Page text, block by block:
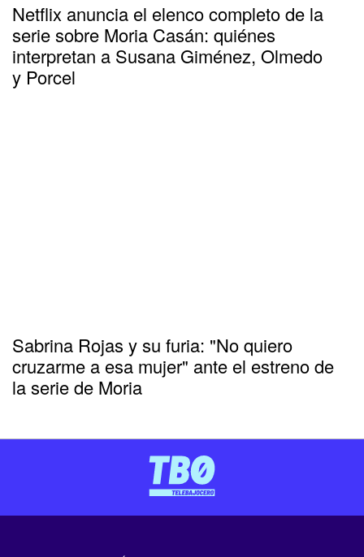
Netflix anuncia el elenco completo de la
serie sobre Moria Casán: quiénes
interpretan a Susana Giménez, Olmedo
y Porcel
Sabrina Rojas y su furia: "No quiero
cruzarme a esa mujer" ante el estreno de
la serie de Moria